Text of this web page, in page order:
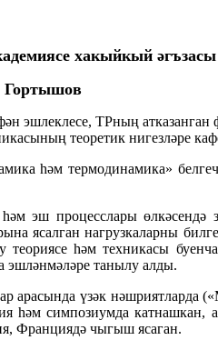
хакыйкый әгъзасы
эшлеклесе, ТРның
теоретик нигезләре
һәм термодинамика»
эш процесслары өлкәсендә
ясалган нагрузкаларны
һәм техникасы буенча
эшләнмәләре танылу алды.
үзәк нәшриятларда
һәм симпозиумда катнашкан,
Франциядә чыгыш ясаган.